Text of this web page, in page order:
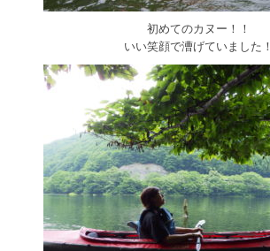
初めてのカヌー！！
いい笑顔で漕げていました！